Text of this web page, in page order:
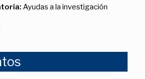
Ayudas a la investigación